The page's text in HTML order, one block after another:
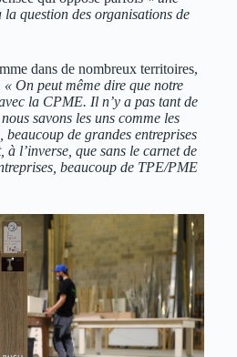
question des organisations de
dans de nombreux territoires,
« On peut même dire que notre
la CPME. Il n’y a pas tant de
savons les uns comme les
de grandes entreprises
l’inverse, que sans le carnet de
beaucoup de TPE/PME